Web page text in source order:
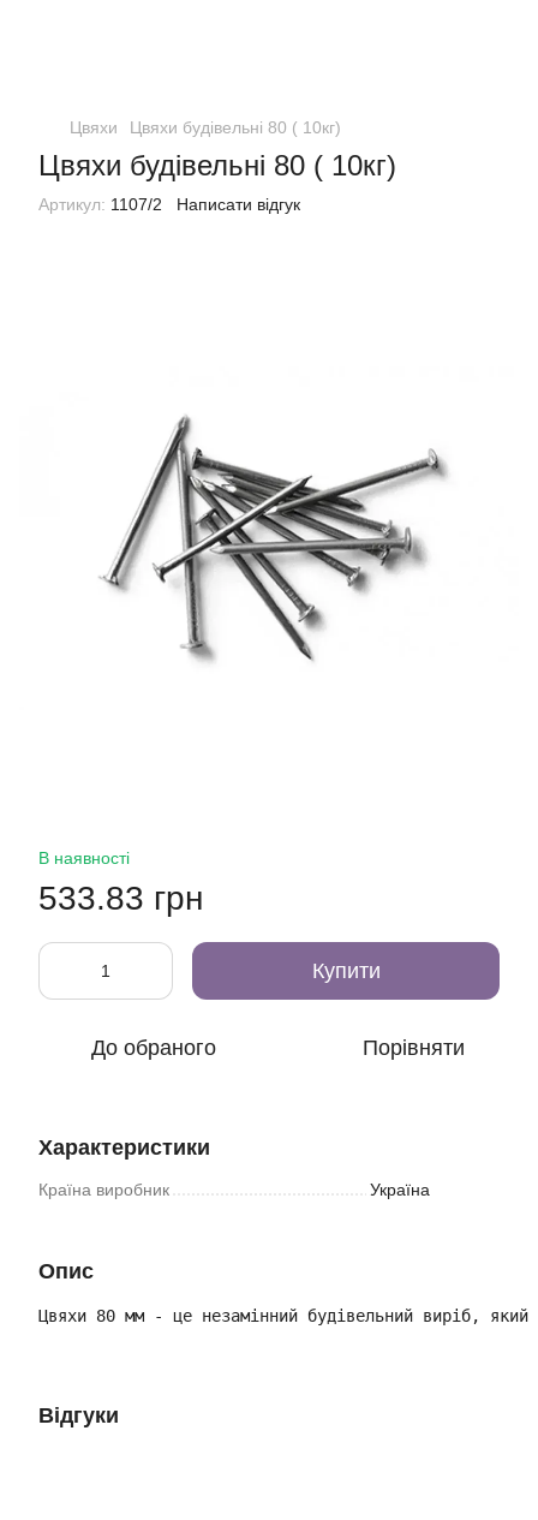
Цвяхи Цвяхи будівельні 80 ( 10кг)
Цвяхи будівельні 80 ( 10кг)
Артикул: 1107/2 Написати відгук
В наявності
533.83 грн
Купити
До обраного Порівняти
Характеристики
Країна виробник Україна
Опис
Цвяхи 80 мм - це незамінний будівельний виріб, який
Відгуки